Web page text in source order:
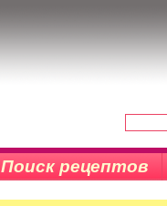
Поиск рецептов